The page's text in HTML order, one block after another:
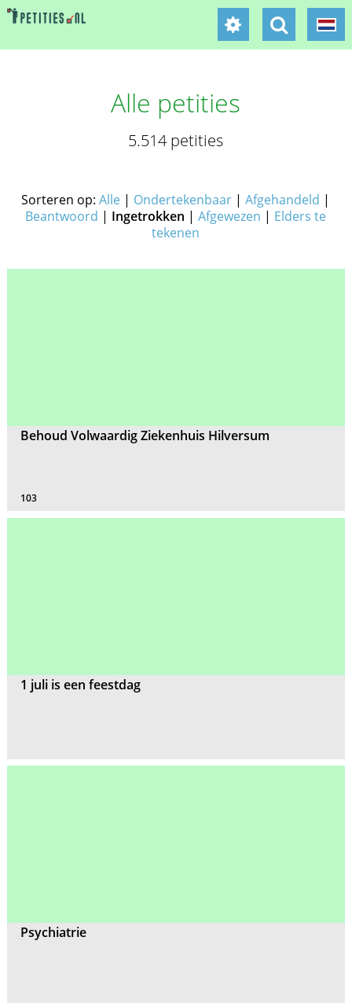
Alle petities
5.514 petities
Sorteren op:Alle | Ondertekenbaar |Afgehandeld |
Beantwoord | Ingetrokken |Afgewezen | Elders te
tekenen
Behoud Volwaardig Ziekenhuis Hilversum
103
1 juli is een feestdag
Psychiatrie